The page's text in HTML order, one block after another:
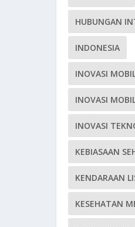
HUBUNGAN
INDONESIA
INOVASI
INOVASI
INOVASI
KEBIASAAN
KENDARAAN
KESEHATAN